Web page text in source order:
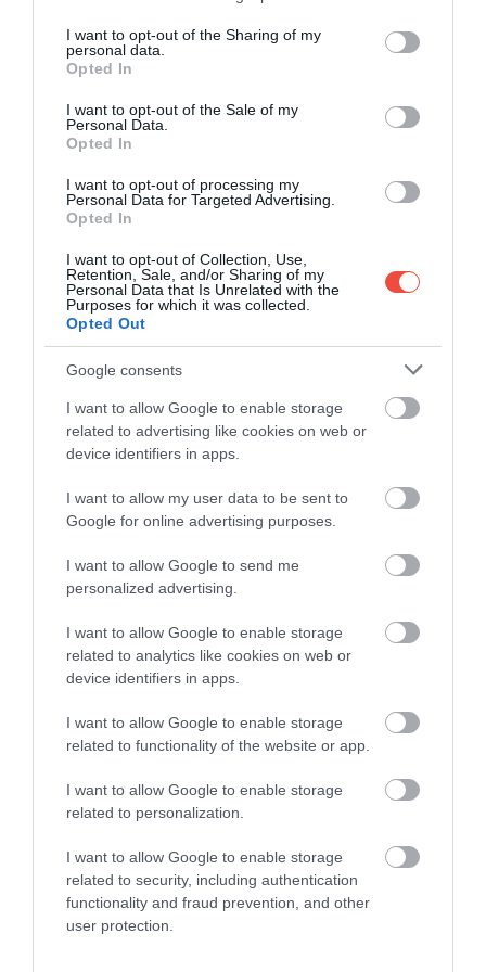
not limited to your visit or usage behaviour. You may click to
grant or deny consent to Google and its third-party tags to
use your data for below specified purposes in below Google
consent section.
I want to opt-out of the Sharing of my
personal data.
Opted In
I want to opt-out of the Sale of my
Personal Data.
Opted In
I want to opt-out of processing my
Personal Data for Targeted Advertising.
Opted In
I want to opt-out of Collection, Use,
Retention, Sale, and/or Sharing of my
Personal Data that Is Unrelated with the
Purposes for which it was collected.
Opted Out
Google consents
I want to allow Google to enable storage
related to advertising like cookies on web or
device identifiers in apps.
I want to allow my user data to be sent to
Google for online advertising purposes.
I want to allow Google to send me
personalized advertising.
I want to allow Google to enable storage
related to analytics like cookies on web or
device identifiers in apps.
I want to allow Google to enable storage
related to functionality of the website or app.
I want to allow Google to enable storage
related to personalization.
I want to allow Google to enable storage
related to security, including authentication
functionality and fraud prevention, and other
user protection.
táblákkal jelölt City Break Parkolót használják.
Ezeket a fenti be- és kiszállókhoz hasonlóan 5 percig
teljesen díjmentesen lehet használni.
Akik tömegközlekedéssel érkeznének, azoknak jó
hír, hogy a100E busszal
repülőtérre, ez csupán a felső szint helyett az
érkezési szint külső ívén fogja lerakni az embereket.
A belváros felé változatlanul az érkezési szint belső
ívéről indulnak vissza a járatok.
Azonban azok a buszok, amelyeket nem a
felhajtani, így ezek a Busz Terminál
területén tudnak majd megállni.
gond: ezek lettek 2024 leggyönyörűbb
repülőterei!
Mint írják, a mozgáskorlátozott kártyával rendelkező,
csökkent mozgásképességű utasaik számára a
biztosítanak parkolási lehetőséget. A kettes
és a személyzet a felújítás ideje alatt is külön
segítséget tud nyújtani a speciális igényű
utazóknak.